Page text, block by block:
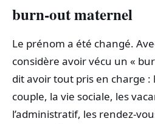
burn-out maternel
Le prénom a été changé.
considère avoir vécu un «
dit avoir tout pris en charge :
couple, la vie sociale, les
l’administratif, les